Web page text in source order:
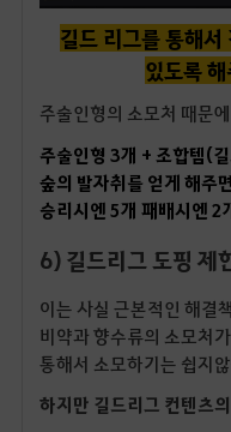
길드 리그를 통해
있도록
주술인형의 소모처 때문
주술인형 3개 + 조합템(
숲의 발자취를 얻게 해주
승리시엔 5개 패배시엔 2
6) 길드리그 도핑 제
이는 사실 근본적인 해결
비약과 향수류의 소모처
통해서 소모하기는 쉽지
하지만 길드리그 컨텐츠